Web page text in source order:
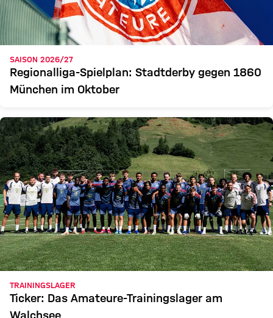
SAISON 2026/27
Regionalliga-Spielplan: Stadtderby gegen 1860
München im Oktober
TRAININGSLAGER
Ticker: Das Amateure-Trainingslager am
Walchsee